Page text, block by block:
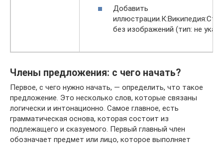
Добавить
без изображений (тип: не
Члены предложения: с чего начать?
Первое, с чего нужно начать, — определить, что такое
предложение. Это несколько слов, которые связаны
логически и интонационно. Самое главное, есть
грамматическая основа, которая состоит из
подлежащего и сказуемого. Первый главный член
обозначает предмет или лицо, которое выполняет